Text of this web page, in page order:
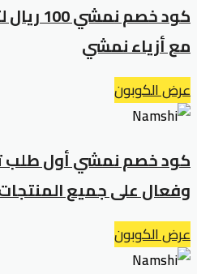
كود خصم
مع أزياء نمشي
عرض الكوبون
وفعال على جميع
عرض الكوبون